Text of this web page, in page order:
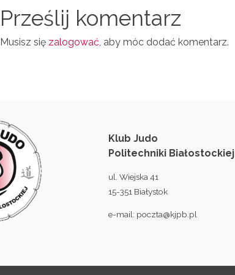
Prześlij komentarz
Musisz się zalogować, aby móc dodać komentarz.
Klub Judo
Politechniki Białostockiej
ul. Wiejska 41
15-351 Białystok
e-mail: poczta@kjpb.pl